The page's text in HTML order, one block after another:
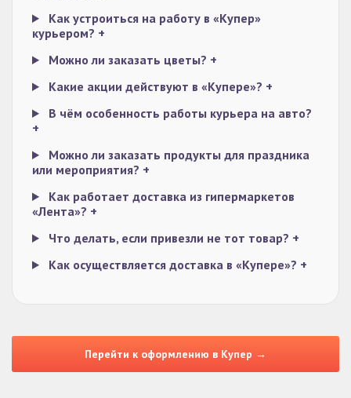
Как устроиться на работу в «Купер»
курьером? +
Можно ли заказать цветы? +
Какие акции действуют в «Купере»? +
В чём особенность работы курьера на авто?
+
Можно ли заказать продукты для праздника
или мероприятия? +
Как работает доставка из гипермаркетов
«Лента»? +
Что делать, если привезли не тот товар? +
Как осуществляется доставка в «Купере»? +
Перейти к оформлению в Купер →